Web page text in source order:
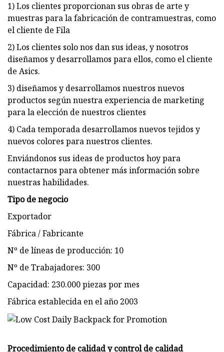
1) Los clientes proporcionan sus obras de arte y
muestras para la fabricación de contramuestras, como
el cliente de Fila
2) Los clientes solo nos dan sus ideas, y nosotros
diseñamos y desarrollamos para ellos, como el cliente
de Asics.
3) diseñamos y desarrollamos nuestros nuevos
productos según nuestra experiencia de marketing
para la elección de nuestros clientes
4) Cada temporada desarrollamos nuevos tejidos y
nuevos colores para nuestros clientes.
Enviándonos sus ideas de productos hoy para
contactarnos para obtener más información sobre
nuestras habilidades.
Tipo de negocio
Exportador
Fábrica / Fabricante
Nº de líneas de producción: 10
Nº de Trabajadores: 300
Capacidad: 230.000 piezas por mes
Fábrica establecida en el año 2003
Procedimiento de calidad y control de calidad